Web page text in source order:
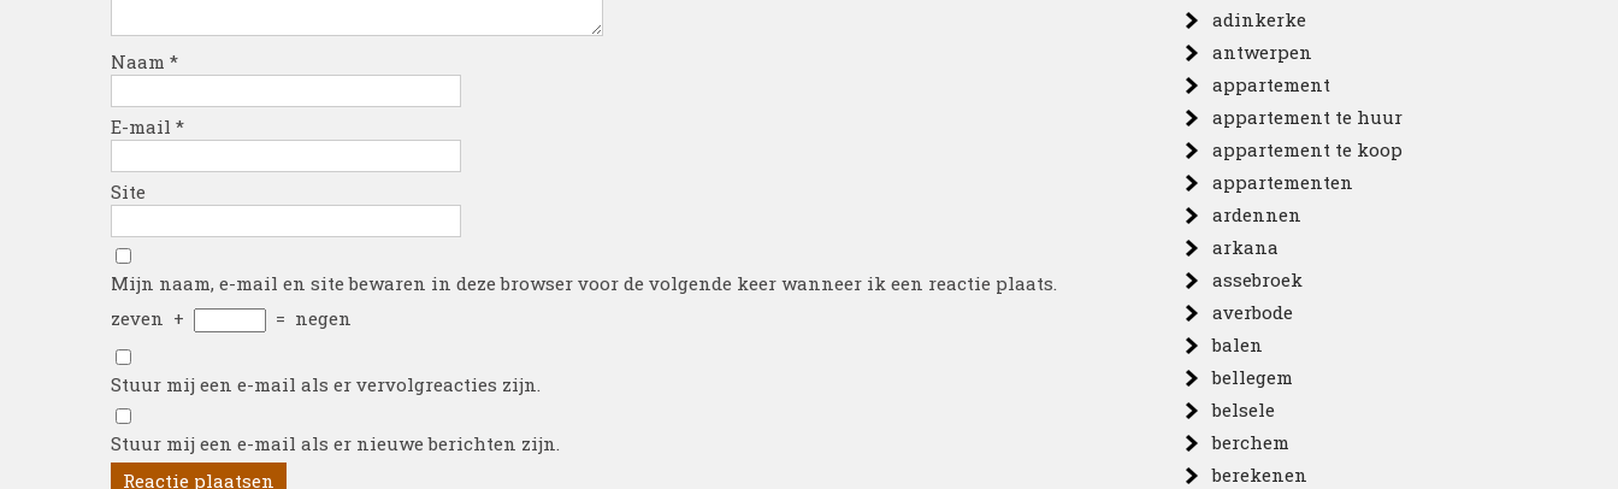
Naam *
E-mail *
Site
Mijn naam, e-mail en site bewaren in deze browser voor de volgende keer wanneer ik een reactie plaats.
zeven + = negen
Stuur mij een e-mail als er vervolgreacties zijn.
Stuur mij een e-mail als er nieuwe berichten zijn.
adinkerke
antwerpen
appartement
appartement te huur
appartement te koop
appartementen
ardennen
arkana
assebroek
averbode
balen
bellegem
belsele
berchem
berekenen